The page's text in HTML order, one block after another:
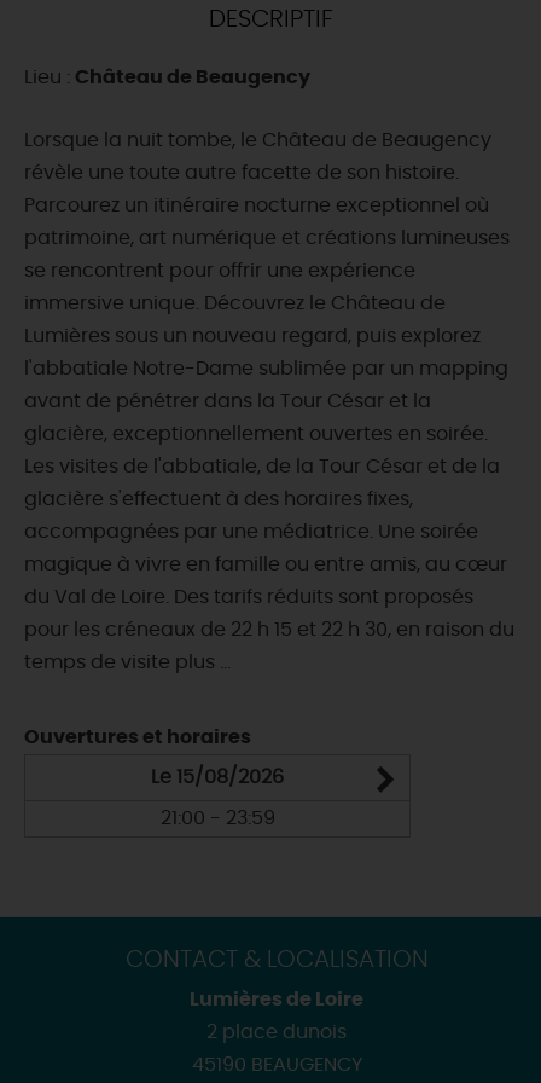
CE WEEK-END
CETTE SEMAINE
DESCRIPTIF
Lieu : Château de Beaugency
Lorsque la nuit tombe, le Château de Beaugency
révèle une toute autre facette de son histoire.
Parcourez un itinéraire nocturne exceptionnel où
patrimoine, art numérique et créations lumineuses
se rencontrent pour offrir une expérience
immersive unique. Découvrez le Château de
Lumières sous un nouveau regard, puis explorez
l'abbatiale Notre-Dame sublimée par un mapping
avant de pénétrer dans la Tour César et la
glacière, exceptionnellement ouvertes en soirée.
Les visites de l'abbatiale, de la Tour César et de la
glacière s'effectuent à des horaires fixes,
accompagnées par une médiatrice. Une soirée
magique à vivre en famille ou entre amis, au cœur
du Val de Loire. Des tarifs réduits sont proposés
pour les créneaux de 22 h 15 et 22 h 30, en raison du
temps de visite plus ...
Ouvertures et horaires
Le 15/08/2026
21:00 - 23:59
CONTACT & LOCALISATION
Lumières de Loire
2 place dunois
45190 BEAUGENCY